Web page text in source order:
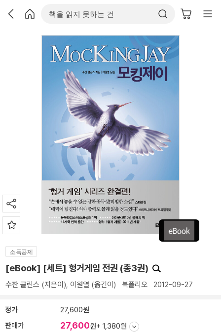
소득공제
[eBook] [세트] 헝거게임 전권 (총3권)
수잔 콜린스 (지은이), 이원열 (옮긴이) 북폴리오 2012-09-27
정가
27,600원
판매가
27,600원+ 1,380원